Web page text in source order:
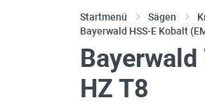
Sägen
Trennen
Bohren
Schleifen
Startmenü Sägen
Bayerwald HSS-E Kobalt
HZ T8